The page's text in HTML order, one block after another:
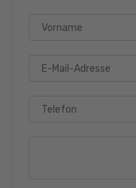
Vorname
E-Mail-Adresse
Telefon